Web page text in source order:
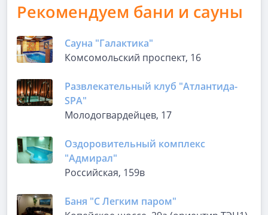
Рекомендуем бани и сауны
Сауна "Галактика"
Комсомольский проспект, 16
Развлекательный клуб "Атлантида-
SPA"
Молодогвардейцев, 17
Оздоровительный комплекс
"Адмирал"
Российская, 159в
Баня "С Легким паром"